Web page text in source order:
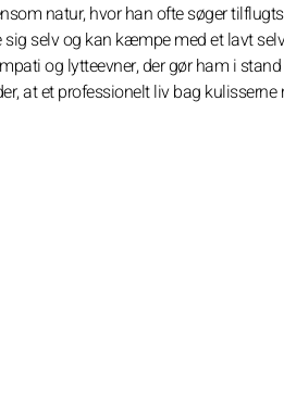
natur, hvor han ofte søger
selv og kan kæmpe med et lavt
og lytteevner, der gør ham i
at et professionelt liv bag